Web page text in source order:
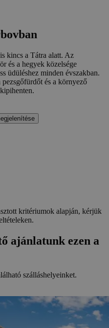
kincs a Tátra alatt. Az
és a hegyek közelsége
üdüléshez minden évszakban.
és a környező
kritériumok alapján, kérjük
ajánlatunk ezen a
szálláshelyeinket.